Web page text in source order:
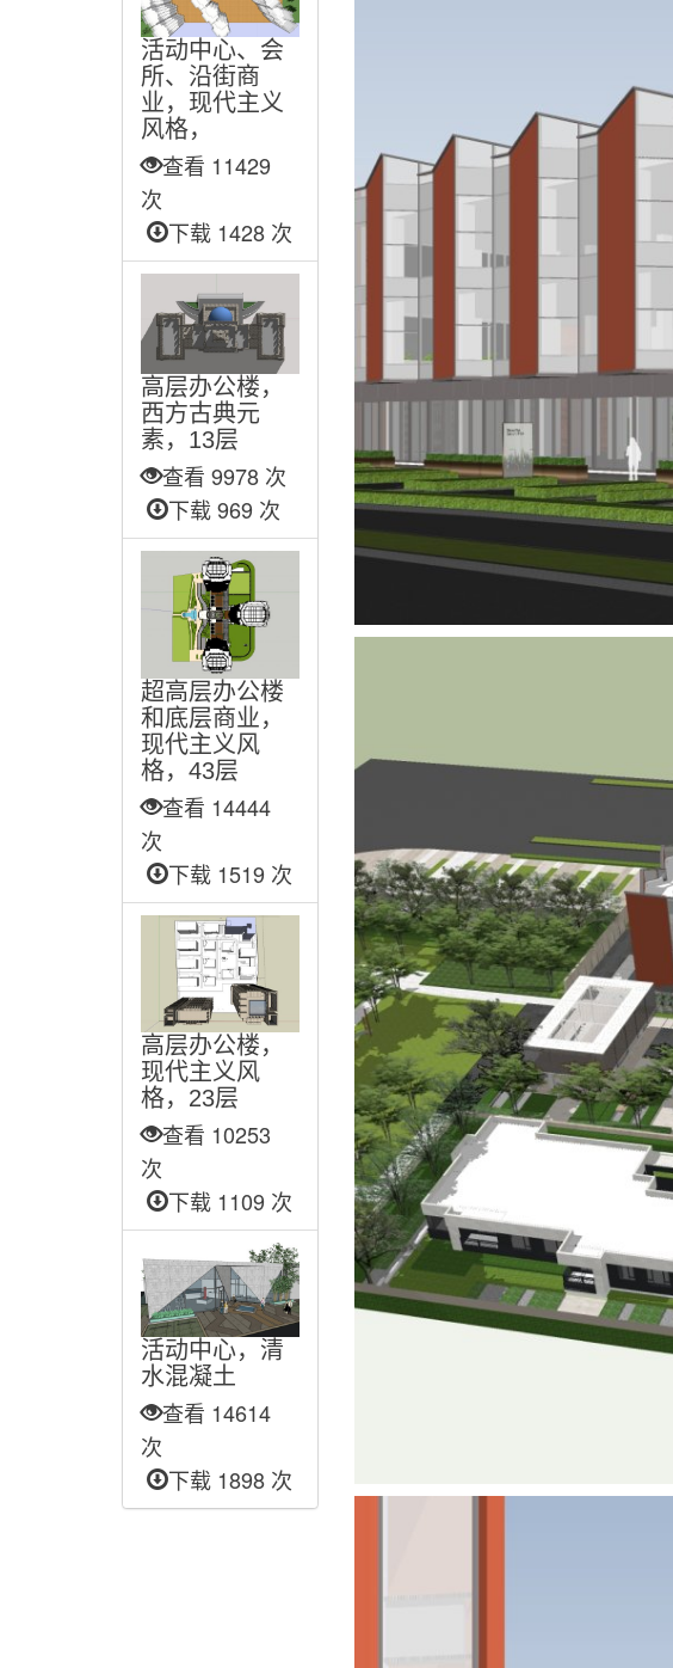
活动中心、会
所、沿街商
业，现代主义
风格，
查看 11429
次
下载 1428 次
高层办公楼，
西方古典元
素，13层
查看 9978 次
下载 969 次
超高层办公楼
和底层商业，
现代主义风
格，43层
查看 14444
次
下载 1519 次
高层办公楼，
现代主义风
格，23层
查看 10253
次
下载 1109 次
活动中心，清
水混凝土
查看 14614
次
下载 1898 次